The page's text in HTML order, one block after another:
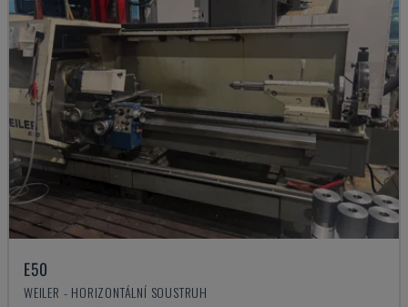
E50
WEILER - HORIZONTÁLNÍ SOUSTRUH